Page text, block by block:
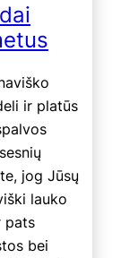
ir platūs
jog Jūsų
lauko
pats
bei